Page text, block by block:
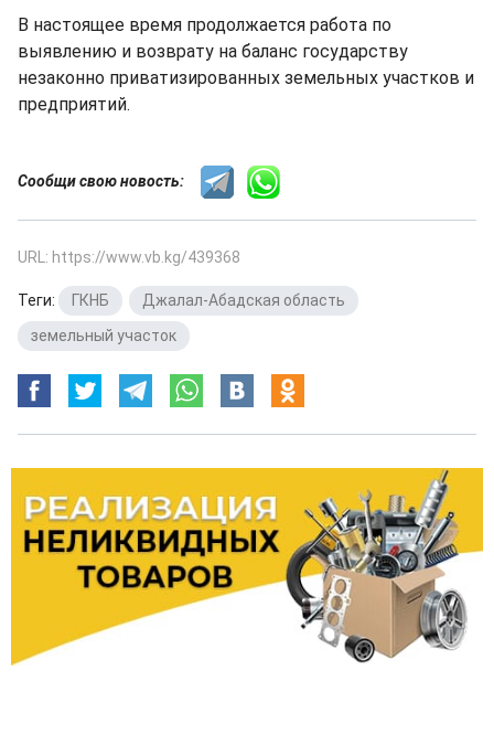
В настоящее время продолжается работа по
выявлению и возврату на баланс государству
незаконно приватизированных земельных участков и
предприятий.
Сообщи свою новость:
URL: https://www.vb.kg/439368
Теги: ГКНБ Джалал-Абадская область
земельный участок